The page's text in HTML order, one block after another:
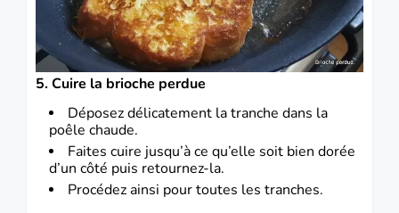
5. Cuire la brioche perdue
Déposez délicatement la tranche dans la
poêle chaude.
Faites cuire jusqu’à ce qu’elle soit bien dorée
d’un côté puis retournez-la.
Procédez ainsi pour toutes les tranches.